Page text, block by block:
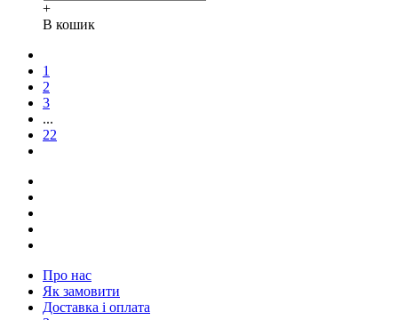
+
В кошик
1
2
3
...
22
Про нас
Як замовити
Доставка і оплата